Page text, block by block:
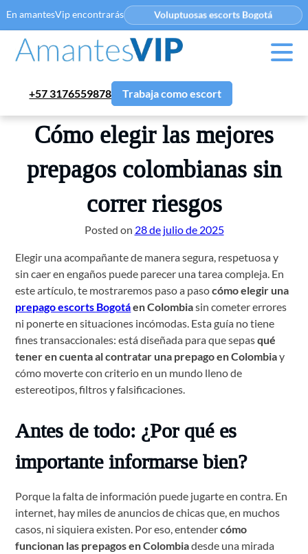
En amantesVip encontrarás Voluptuosas escorts Bogotá
+57 3176559878 Trabaja como escort
Cómo elegir las mejores
prepagos colombianas sin
correr riesgos
Posted on 28 de julio de 2025
Elegir una acompañante de manera segura, respetuosa y
sin caer en engaños puede parecer una tarea compleja. En
este artículo, te mostraremos paso a pasocómo elegir una
prepago escorts Bogotáen Colombiasin cometer errores
ni ponerte en situaciones incómodas. Esta guía no tiene
fines transaccionales: está diseñada para que sepasqué
tener en cuenta al contratar una prepago en Colombiay
cómo moverte con criterio en un mundo lleno de
estereotipos, filtros y falsificaciones.
Antes de todo: ¿Por qué es
importante informarse bien?
Porque la falta de información puede jugarte en contra. En
internet, hay miles de anuncios de chicas que, en muchos
casos, ni siquiera existen. Por eso, entendercómo
funcionan las prepagos en Colombiadesde una mirada